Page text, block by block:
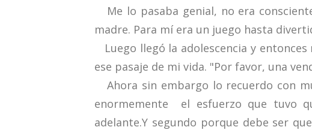
Me lo pasaba genial, no era
madre. Para mí era un juego hasta
Luego llegó la adolescencia y
ese pasaje de mi vida. "Por favor, una
Ahora sin embargo lo recuerdo con
enormemente el esfuerzo que tuvo
adelante.Y segundo porque debe ser